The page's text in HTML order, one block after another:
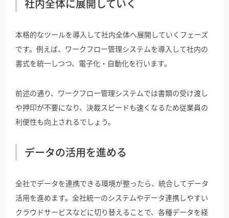
社内全体に展開していく
本格的なツールを導入して社内全体へ展開していくフェーズ
です。例えば、ワークフロー管理システムを導入して社内の
書式を統一しつつ、電子化・自動化を行います。
前述の通り、ワークフロー管理システムでは書類の受け渡し
や押印が不要になり、決裁スピードも速くなるため従業員の
利便性も向上されるでしょう。
データの活用を進める
全社でデータを連携できる環境が整ったら、統合してデータ
活用を進めます。全社統一のシステムやデータ連携しやすい
クラウドサービスなどに切り替えることで、各種データを経